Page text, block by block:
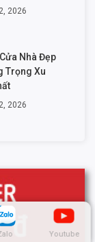
Youtube
2026
Nhà Đẹp
Trọng Xu
2026